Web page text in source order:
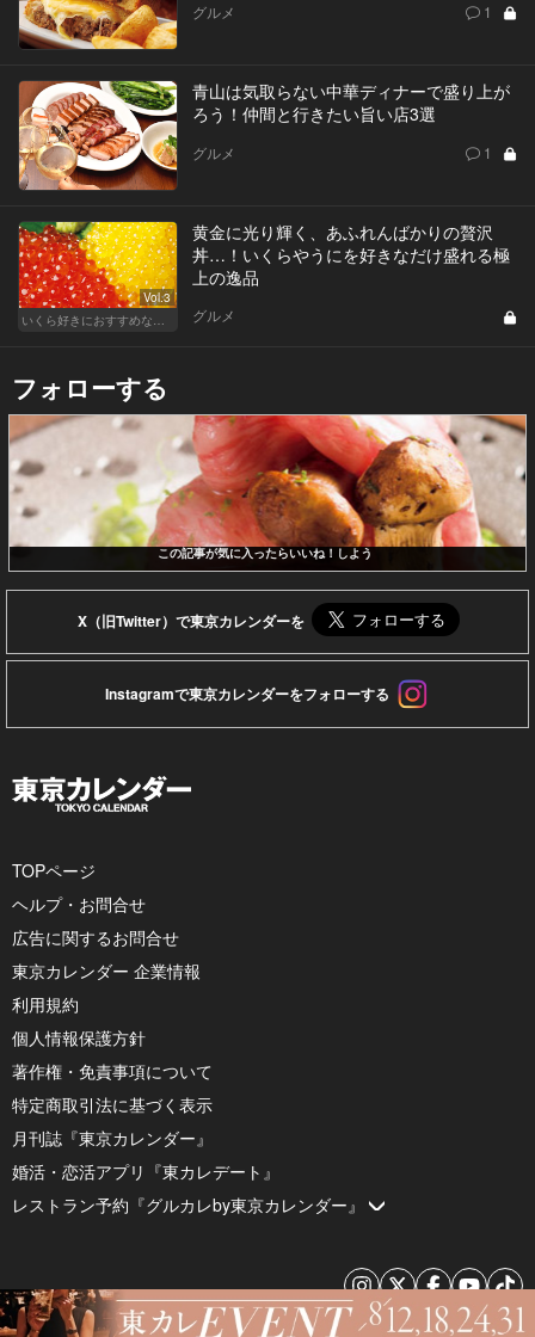
グルメ 1
青山は気取らない中華ディナーで盛り上が
ろう！仲間と行きたい旨い店3選
グルメ 1
Vol.3
黄金に光り輝く、あふれんばかりの贅沢
丼…！いくらやうにを好きなだけ盛れる極
上の逸品
グルメ
フォローする
この記事が気に入ったらいいね！しよう
X（旧Twitter）で東京カレンダーを
Instagramで東京カレンダーをフォローする
TOPページ
ヘルプ・お問合せ
広告に関するお問合せ
東京カレンダー 企業情報
利用規約
個人情報保護方針
著作権・免責事項について
特定商取引法に基づく表示
月刊誌『東京カレンダー』
婚活・恋活アプリ『東カレデート』
レストラン予約『グルカレby東京カレンダー』
© 2026 by Tokyo Calendar, Inc.